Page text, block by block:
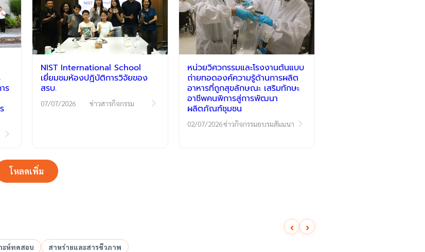
ร
NIST International School
เยี่ยมชมห้องปฏิบัติการวิจัยของ
สรบ.
07/07/2026 ข่าวสารกิจกรรม
หน่วยวิศวกรรมและโรงงานต้นแบบ
ถ่ายทอดองค์ความรู้ด้านการผลิต
อาหารที่ถูกสุขลักษณะ เสริมทักษะ
อาชีพคนพิการสู่การพัฒนา
ผลิตภัณฑ์ชุมชน
02/07/2026ข่าวกิจกรรมอบรมสัมมนา
โหลดเพิ่ม
‹ ›
ะห์ทดสอบ สาหร่ายและสารชีวภาพ